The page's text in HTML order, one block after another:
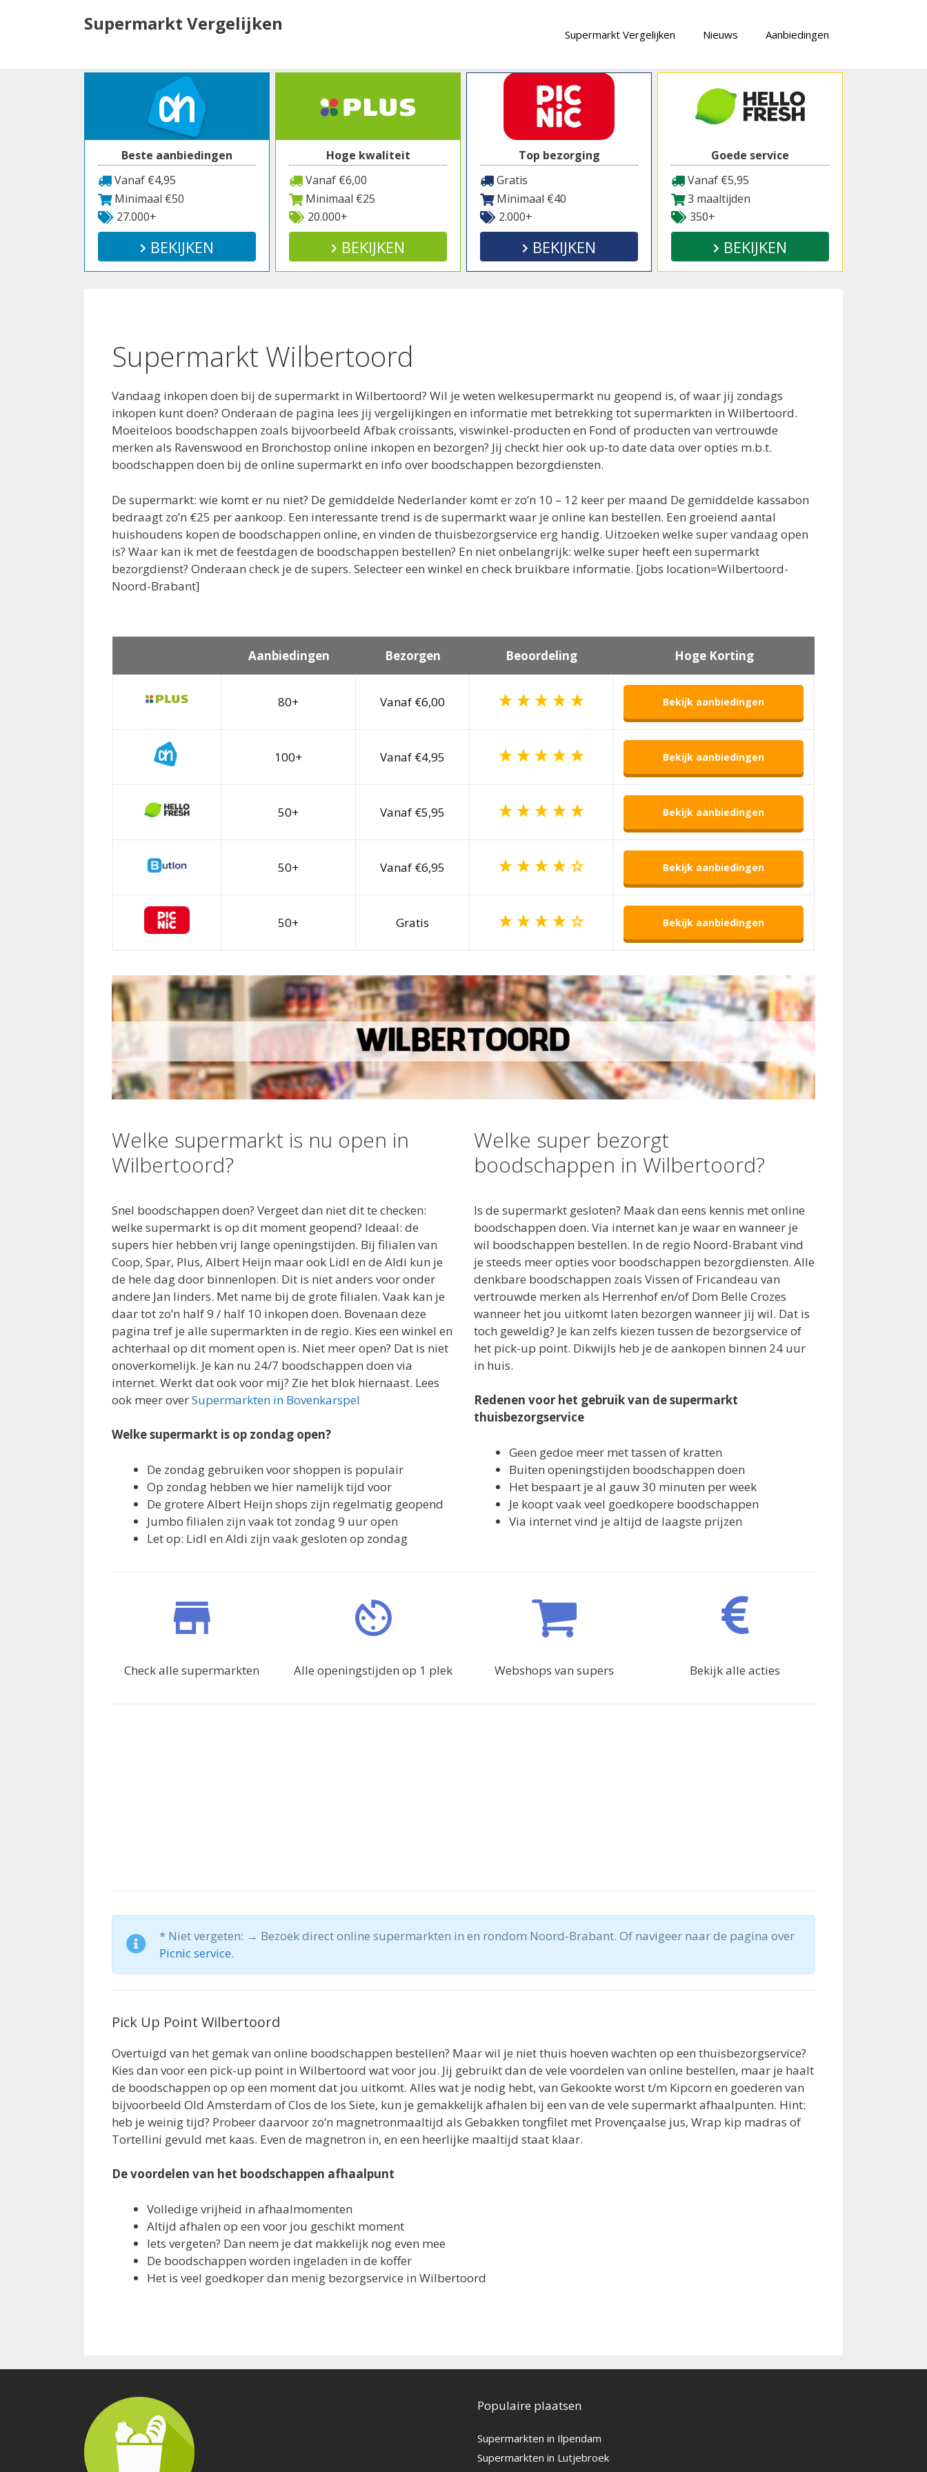
Supermarkt Vergelijken Supermarkt Vergelijken Nieuws Aanbiedingen
Beste aanbiedingen
Vanaf €4,95
Minimaal €50
27.000+
BEKIJKEN
Hoge kwaliteit
Vanaf €6,00
Minimaal €25
20.000+
BEKIJKEN
Top bezorging
Gratis
Minimaal €40
2.000+
BEKIJKEN
Goede service
Vanaf €5,95
3 maaltijden
350+
BEKIJKEN
Supermarkt Wilbertoord
Vandaag inkopen doen bij de supermarkt in Wilbertoord? Wil je weten welkesupermarkt nu geopend is, of waar jij zondags
inkopen kunt doen? Onderaan de pagina lees jij vergelijkingen en informatie met betrekking tot supermarkten in Wilbertoord.
Moeiteloos boodschappen zoals bijvoorbeeld Afbak croissants, viswinkel-producten en Fond of producten van vertrouwde
merken als Ravenswood en Bronchostop online inkopen en bezorgen? Jij checkt hier ook up-to date data over opties m.b.t.
boodschappen doen bij de online supermarkt en info over boodschappen bezorgdiensten.
De supermarkt: wie komt er nu niet? De gemiddelde Nederlander komt er zo’n 10 – 12 keer per maand De gemiddelde kassabon
bedraagt zo’n €25 per aankoop. Een interessante trend is de supermarkt waar je online kan bestellen. Een groeiend aantal
huishoudens kopen de boodschappen online, en vinden de thuisbezorgservice erg handig. Uitzoeken welke super vandaag open
is? Waar kan ik met de feestdagen de boodschappen bestellen? En niet onbelangrijk: welke super heeft een supermarkt
bezorgdienst? Onderaan check je de supers. Selecteer een winkel en check bruikbare informatie. [jobs location=Wilbertoord-
Noord-Brabant]
Aanbiedingen Bezorgen Beoordeling Hoge Korting
80+ Vanaf €6,00 Bekijk aanbiedingen
100+ Vanaf €4,95 Bekijk aanbiedingen
50+ Vanaf €5,95 Bekijk aanbiedingen
50+ Vanaf €6,95 Bekijk aanbiedingen
50+ Gratis Bekijk aanbiedingen
Welke supermarkt is nu open in
Wilbertoord?
Snel boodschappen doen? Vergeet dan niet dit te checken:
welke supermarkt is op dit moment geopend? Ideaal: de
supers hier hebben vrij lange openingstijden. Bij filialen van
Coop, Spar, Plus, Albert Heijn maar ook Lidl en de Aldi kun je
de hele dag door binnenlopen. Dit is niet anders voor onder
andere Jan linders. Met name bij de grote filialen. Vaak kan je
daar tot zo’n half 9 / half 10 inkopen doen. Bovenaan deze
pagina tref je alle supermarkten in de regio. Kies een winkel en
achterhaal op dit moment open is. Niet meer open? Dat is niet
onoverkomelijk. Je kan nu 24/7 boodschappen doen via
internet. Werkt dat ook voor mij? Zie het blok hiernaast. Lees
ook meer overSupermarkten in Bovenkarspel
Welke supermarkt is op zondag open?
De zondag gebruiken voor shoppen is populair
Op zondag hebben we hier namelijk tijd voor
De grotere Albert Heijn shops zijn regelmatig geopend
Jumbo filialen zijn vaak tot zondag 9 uur open
Let op: Lidl en Aldi zijn vaak gesloten op zondag
Welke super bezorgt
boodschappen in Wilbertoord?
Is de supermarkt gesloten? Maak dan eens kennis met online
boodschappen doen. Via internet kan je waar en wanneer je
wil boodschappen bestellen. In de regio Noord-Brabant vind
je steeds meer opties voor boodschappen bezorgdiensten. Alle
denkbare boodschappen zoals Vissen of Fricandeau van
vertrouwde merken als Herrenhof en/of Dom Belle Crozes
wanneer het jou uitkomt laten bezorgen wanneer jij wil. Dat is
toch geweldig? Je kan zelfs kiezen tussen de bezorgservice of
het pick-up point. Dikwijls heb je de aankopen binnen 24 uur
in huis.
Redenen voor het gebruik van de supermarkt
thuisbezorgservice
Geen gedoe meer met tassen of kratten
Buiten openingstijden boodschappen doen
Het bespaart je al gauw 30 minuten per week
Je koopt vaak veel goedkopere boodschappen
Via internet vind je altijd de laagste prijzen
Check alle supermarkten Alle openingstijden op 1 plek Webshops van supers Bekijk alle acties
* Niet vergeten: → Bezoek direct online supermarkten in en rondom Noord-Brabant. Of navigeer naar de pagina over
Picnic service.
Pick Up Point Wilbertoord
Overtuigd van het gemak van online boodschappen bestellen? Maar wil je niet thuis hoeven wachten op een thuisbezorgservice?
Kies dan voor een pick-up point in Wilbertoord wat voor jou. Jij gebruikt dan de vele voordelen van online bestellen, maar je haalt
de boodschappen op op een moment dat jou uitkomt. Alles wat je nodig hebt, van Gekookte worst t/m Kipcorn en goederen van
bijvoorbeeld Old Amsterdam of Clos de los Siete, kun je gemakkelijk afhalen bij een van de vele supermarkt afhaalpunten. Hint:
heb je weinig tijd? Probeer daarvoor zo’n magnetronmaaltijd als Gebakken tongfilet met Provençaalse jus, Wrap kip madras of
Tortellini gevuld met kaas. Even de magnetron in, en een heerlijke maaltijd staat klaar.
De voordelen van het boodschappen afhaalpunt
Volledige vrijheid in afhaalmomenten
Altijd afhalen op een voor jou geschikt moment
Iets vergeten? Dan neem je dat makkelijk nog even mee
De boodschappen worden ingeladen in de koffer
Het is veel goedkoper dan menig bezorgservice in Wilbertoord
Populaire plaatsen
Supermarkten in Ilpendam
Supermarkten in Lutjebroek